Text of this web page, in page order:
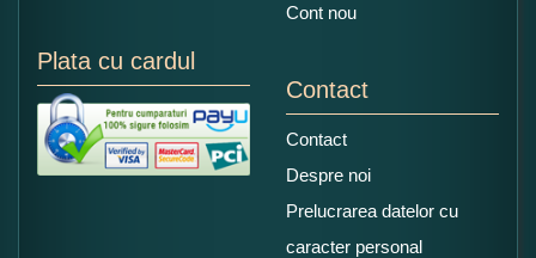
Cont nou
Plata cu cardul
Contact
Contact
Despre noi
Prelucrarea datelor cu
caracter personal